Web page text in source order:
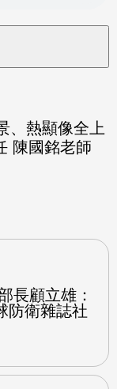
、熱顯像全上
陳國銘老師
長顧立雄：
防衛雜誌社